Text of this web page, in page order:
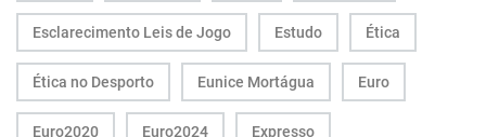
Esclarecimento Leis de Jogo Estudo Ética
Ética no Desporto Eunice Mortágua Euro
Euro2020 Euro2024 Expresso